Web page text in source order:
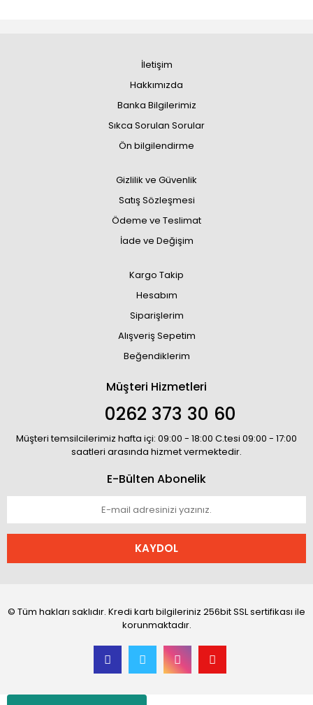
İletişim
Hakkımızda
Banka Bilgilerimiz
Sıkca Sorulan Sorular
Ön bilgilendirme
Gizlilik ve Güvenlik
Satış Sözleşmesi
Ödeme ve Teslimat
İade ve Değişim
Kargo Takip
Hesabım
Siparişlerim
Alışveriş Sepetim
Beğendiklerim
Müşteri Hizmetleri
0262 373 30 60
Müşteri temsilcilerimiz hafta içi: 09:00 - 18:00 C.tesi 09:00 - 17:00
saatleri arasında hizmet vermektedir.
E-Bülten Abonelik
KAYDOL
© Tüm hakları saklıdır. Kredi kartı bilgileriniz 256bit SSL sertifikası ile
korunmaktadır.